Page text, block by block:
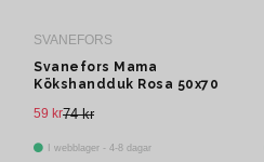
SVANEFORS
Svanefors Mama
Kökshandduk Rosa 50x70
74 kr
59 kr
I webblager - 4-8 dagar